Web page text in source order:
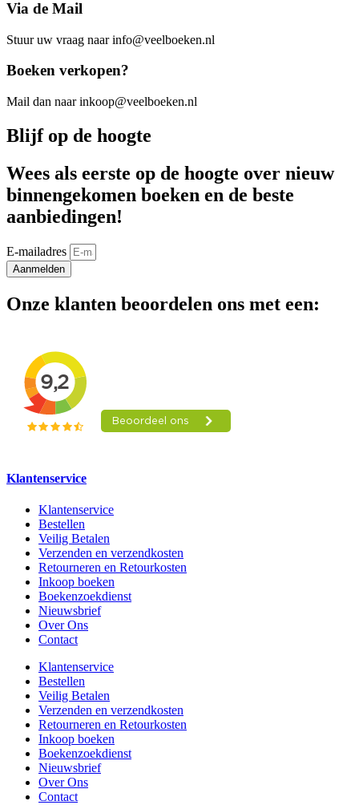
Via de Mail
Stuur uw vraag naar info@veelboeken.nl
Boeken verkopen?
Mail dan naar inkoop@veelboeken.nl
Blijf op de hoogte
Wees als eerste op de hoogte over nieuw
binnengekomen boeken en de beste
aanbiedingen!
E-mailadres
Aanmelden
Onze klanten beoordelen ons met een:
Klantenservice
Klantenservice
Bestellen
Veilig Betalen
Verzenden en verzendkosten
Retourneren en Retourkosten
Inkoop boeken
Boekenzoekdienst
Nieuwsbrief
Over Ons
Contact
Klantenservice
Bestellen
Veilig Betalen
Verzenden en verzendkosten
Retourneren en Retourkosten
Inkoop boeken
Boekenzoekdienst
Nieuwsbrief
Over Ons
Contact